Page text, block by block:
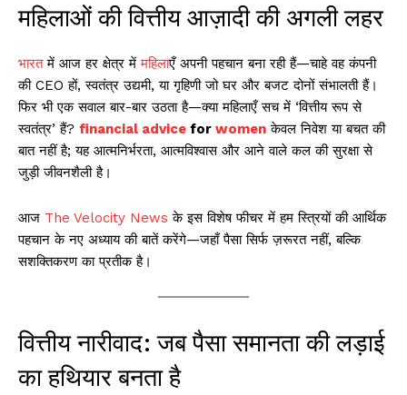
महिलाओं की वित्तीय आज़ादी की अगली लहर
भारतमें आज हर क्षेत्र मेंमहिलाएँ अपनी पहचान बना रही हैं—चाहे वह कंपनी
की CEO हों, स्वतंत्र उद्यमी, या गृहिणी जो घर और बजट दोनों संभालती हैं।
फिर भी एक सवाल बार-बार उठता है—क्या महिलाएँ सच में ‘वित्तीय रूप से
स्वतंत्र’ हैं? financial advice for women केवल निवेश या बचत की
बात नहीं है; यह आत्मनिर्भरता, आत्मविश्वास और आने वाले कल की सुरक्षा से
जुड़ी जीवनशैली है।
आज The Velocity News के इस विशेष फीचर में हम स्त्रियों की आर्थिक
पहचान के नए अध्याय की बातें करेंगे—जहाँ पैसा सिर्फ ज़रूरत नहीं, बल्कि
सशक्तिकरण का प्रतीक है।
वित्तीय नारीवाद: जब पैसा समानता की लड़ाई
का हथियार बनता है